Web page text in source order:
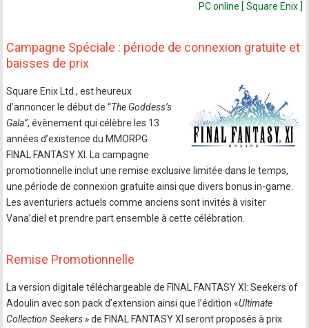
PC online [ Square Enix ]
Campagne Spéciale : période de connexion gratuite et
baisses de prix
Square Enix Ltd., est heureux
d’annoncer le début de “The Goddess’s
Gala”, évènement qui célèbre les 13
années d’existence du MMORPG
FINAL FANTASY XI. La campagne
promotionnelle inclut une remise exclusive limitée dans le temps,
une période de connexion gratuite ainsi que divers bonus in-game.
Les aventuriers actuels comme anciens sont invités à visiter
Vana’diel et prendre part ensemble à cette célébration.
Remise Promotionnelle
La version digitale téléchargeable de FINAL FANTASY XI: Seekers of
Adoulin avec son pack d’extension ainsi que l’édition «Ultimate
Collection Seekers »de FINAL FANTASY XI seront proposés à prix